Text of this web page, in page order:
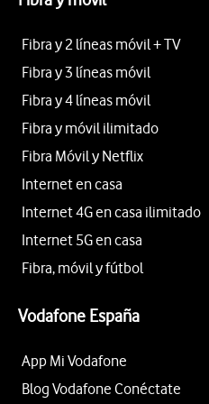
Fibra y 2 líneas móvil + TV
Fibra y 3 líneas móvil
Fibra y 4 líneas móvil
Fibra y móvil ilimitado
Fibra Móvil y Netflix
Internet en casa
Internet 4G en casa ilimitado
Internet 5G en casa
Fibra, móvil y fútbol
Vodafone España
App Mi Vodafone
Blog Vodafone Conéctate